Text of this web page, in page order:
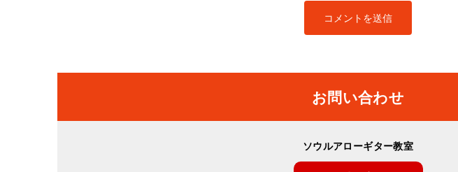
お問い合わせ
ソウルアローギター教室